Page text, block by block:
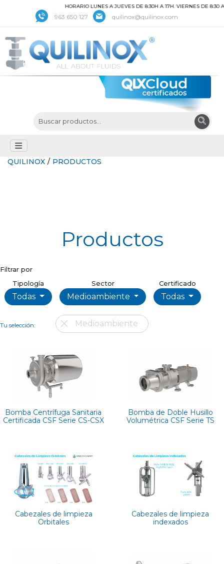
HORARIO LUNES A JUEVES DE 8:30H A 17H. VIERNES DE 8:30 A
963 650 127 quilinox@quilinox.com
QUILINOX / PRODUCTOS
Productos
Filtrar por
Tipología
Todas
Sector
Medioambiente
Certificado
Todas
Tu selección: Medioambiente
Bomba Centrífuga Sanitaria
Certificada CSF Serie CS-CSX
Bomba de Doble Husillo
Volumétrica CSF Serie TS
Cabezales de limpieza
Orbitales
Cabezales de limpieza
indexados